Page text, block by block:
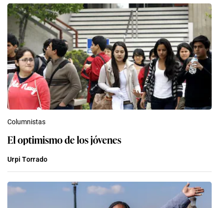
Columnistas
El optimismo de los jóvenes
Urpi Torrado